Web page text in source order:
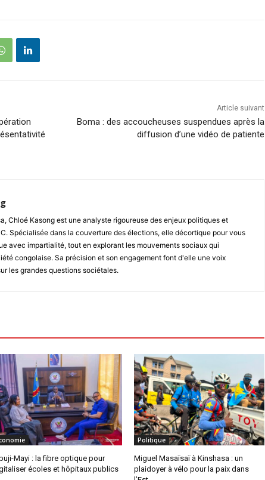
Article suivant
Boma : des accoucheuses suspendues après la
diffusion d’une vidéo de patiente
Chloé Kasong est une analyste rigoureuse des enjeux politiques et
Spécialisée dans la couverture des élections, elle décortique pour vous
avec impartialité, tout en explorant les mouvements sociaux qui
congolaise. Sa précision et son engagement font d'elle une voix
les grandes questions sociétales.
Mayi : la fibre optique pour
écoles et hôpitaux publics
Politique
Miguel Masaïsaï à Kinshasa : un
plaidoyer à vélo pour la paix dans